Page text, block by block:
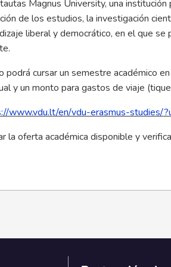
Magnus University, una institución
de los estudios, la investigación
liberal y democrático, en el que
podrá cursar un semestre académico
y un monto para gastos de viaje
www.vdu.lt/en/vdu-erasmus-studies/
la oferta académica disponible y